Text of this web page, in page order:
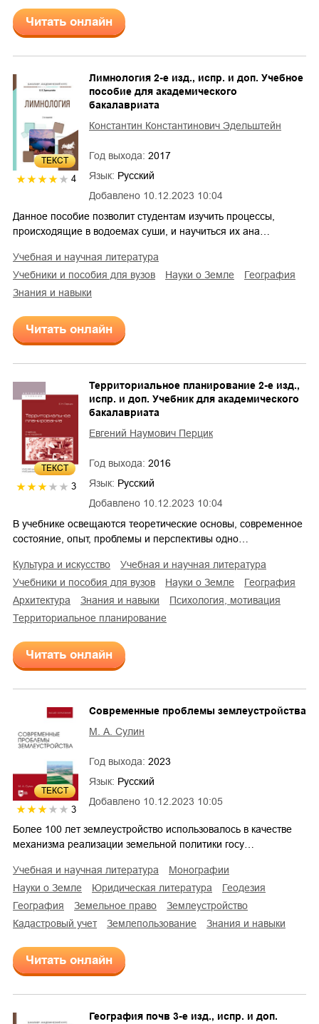
Читать онлайн
ТЕКСТ
4
Добавлено 10.12.2023 10:04
Лимнология 2-е изд., испр. и доп. Учебное
пособие для академического
бакалавриата
Константин Константинович Эдельштейн
Год выхода: 2017
Язык: Русский
Данное пособие позволит студентам изучить процессы,
происходящие в водоемах суши, и научиться их ана…
учебная и научная литература
учебники и пособия для вузов
науки о Земле
география
знания и навыки
Читать онлайн
ТЕКСТ
3
Добавлено 10.12.2023 10:04
Территориальное планирование 2-е изд.,
испр. и доп. Учебник для академического
бакалавриата
Евгений Наумович Перцик
Год выхода: 2016
Язык: Русский
В учебнике освещаются теоретические основы, современное
состояние, опыт, проблемы и перспективы одно…
культура и искусство
учебная и научная литература
учебники и пособия для вузов
науки о Земле
география
архитектура
знания и навыки
психология, мотивация
территориальное планирование
Читать онлайн
ТЕКСТ
3
Добавлено 10.12.2023 10:05
Современные проблемы землеустройства
М. А. Сулин
Год выхода: 2023
Язык: Русский
Более 100 лет землеустройство использовалось в качестве
механизма реализации земельной политики госу…
учебная и научная литература
монографии
науки о Земле
юридическая литература
геодезия
география
земельное право
землеустройство
кадастровый учет
землепользование знания и навыки
Читать онлайн
География почв 3-е изд., испр. и доп.